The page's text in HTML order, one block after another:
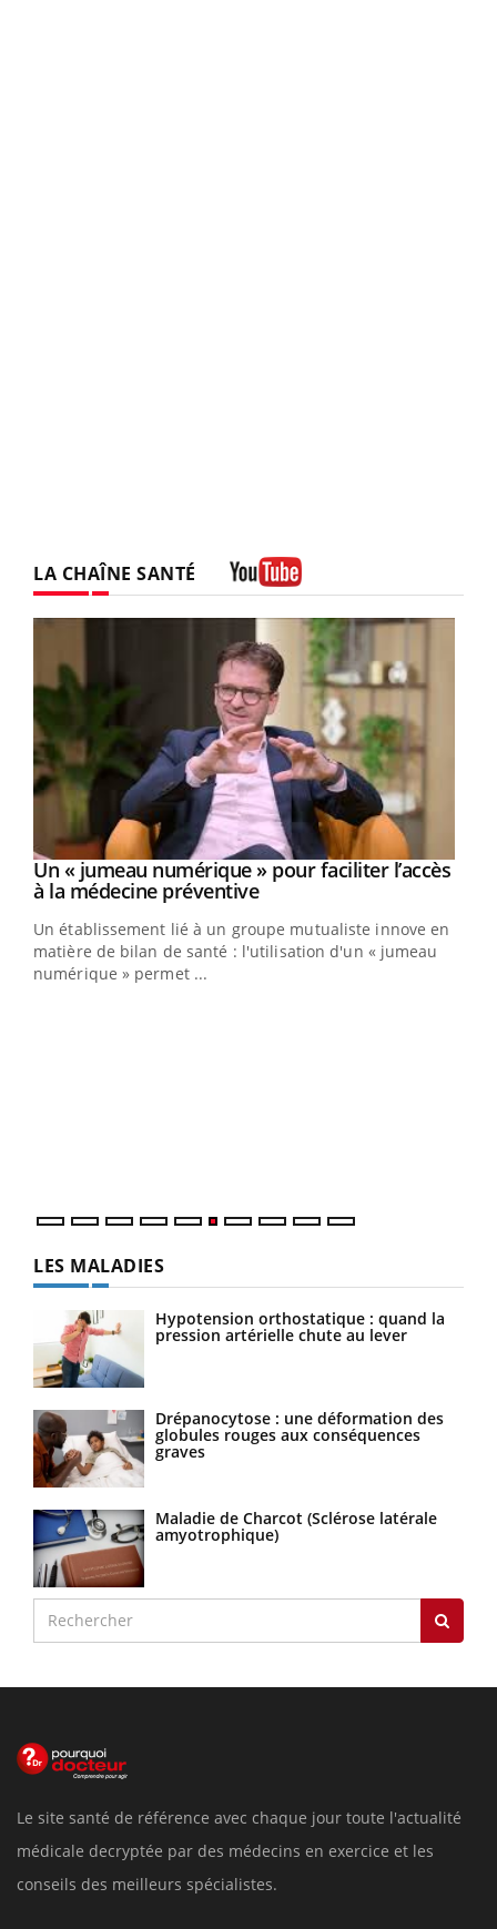
LA CHAÎNE SANTÉ
Youtube
Un « jumeau numérique » pour faciliter l’accès
à la médecine préventiveYoutube
Un établissement lié à un groupe mutualiste innove en
matière de bilan de santé : l'utilisation d'un « jumeau
numérique » permet ...
LES MALADIES
Hypotension orthostatique : quand la
pression artérielle chute au lever
Drépanocytose : une déformation des
globules rouges aux conséquences
graves
Maladie de Charcot (Sclérose latérale
amyotrophique)
Le site santé de référence avec chaque jour toute l'actualité
médicale decryptée par des médecins en exercice et les
conseils des meilleurs spécialistes.